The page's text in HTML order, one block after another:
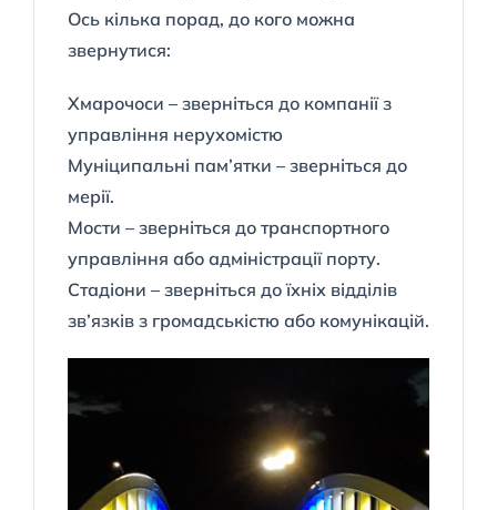
Ось кілька порад, до кого можна
звернутися:
Хмарочоси – зверніться до компанії з
управління нерухомістю
Муніципальні пам’ятки – зверніться до
мерії.
Мости – зверніться до транспортного
управління або адміністрації порту.
Стадіони – зверніться до їхніх відділів
зв’язків з громадськістю або комунікацій.